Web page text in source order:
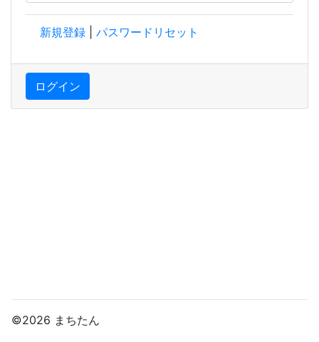
新規登録 パスワードリセット
ログイン
©2026 まちたん